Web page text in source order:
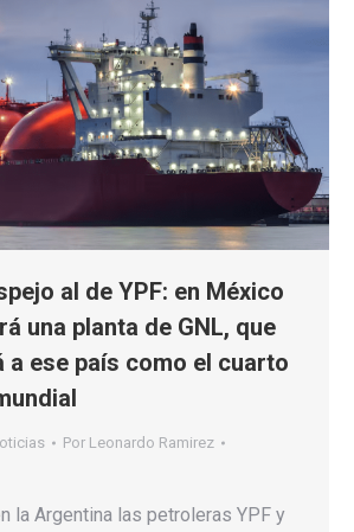
al de YPF: en México
una planta de GNL, que
a ese país como el cuarto
Por Leonardo Ramirez
la Argentina las petroleras YPF y